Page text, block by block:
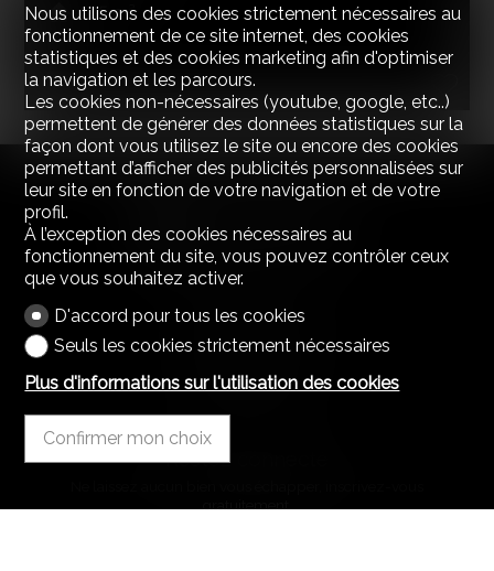
185 m²
4.5
2
Contactez-nous
montoit.ch Sàrl
Zone industrielle, La Guérite 1
Tél.+4179 238 99 44
Restez connecté
Nous utilisons des cookies strictement nécessaires au
fonctionnement de ce site internet, des cookies
statistiques et des cookies marketing afin d'optimiser
la navigation et les parcours.
Les cookies non-nécessaires (youtube, google, etc..)
permettent de générer des données statistiques sur la
façon dont vous utilisez le site ou encore des cookies
permettant d’afficher des publicités personnalisées sur
leur site en fonction de votre navigation et de votre
profil.
À l’exception des cookies nécessaires au
fonctionnement du site, vous pouvez contrôler ceux
que vous souhaitez activer.
D'accord pour tous les cookies
Seuls les cookies strictement nécessaires
Plus d'informations sur l'utilisation des cookies
Confirmer mon choix